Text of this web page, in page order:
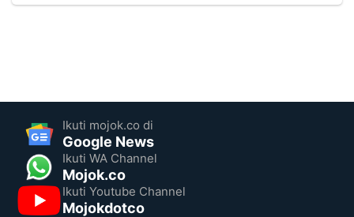
Ikuti mojok.co di
Google News
Ikuti WA Channel
Mojok.co
Ikuti Youtube Channel
Mojokdotco